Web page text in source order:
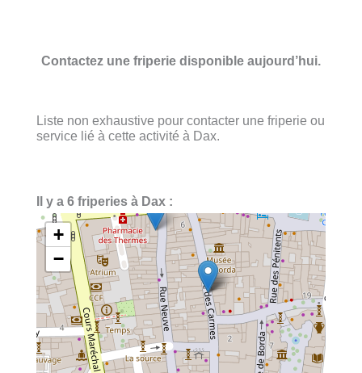
Contactez une friperie disponible aujourd’hui.
Liste non exhaustive pour contacter une friperie ou
service lié à cette activité à Dax.
Il y a 6 friperies à Dax :
+
−